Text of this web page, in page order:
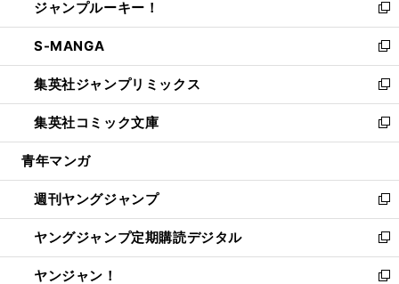
く
で
開
く
ド
ウ
で
開
く
ィ
ン
ド
ウ
で
開
く
い
ウ
ィ
ン
ド
ウ
で
開
ジャンプルーキー！
新
し
い
ウ
ィ
ン
ド
ウ
開
く
S-MANGA
新
し
い
ウ
ィ
ン
ウ
で
開
く
集英社ジャンプリミックス
新
し
い
ウ
ン
ド
ウ
で
開
く
集英社コミック文庫
新
し
ウ
ィ
ン
ド
ウ
で
青年マンガ
週刊ヤングジャンプ
新
し
い
ウ
ィ
ヤングジャンプ定期購読デジタル
新
し
い
ヤンジャン！
新